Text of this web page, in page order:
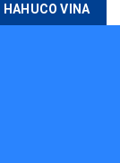
HAHUCO VINA